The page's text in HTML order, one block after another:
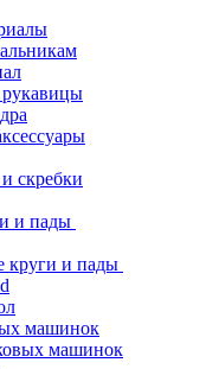
скребки
и пады
круги и пады
машинок
машинок